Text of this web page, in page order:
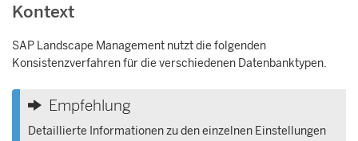
Kontext
SAP Landscape Management nutzt die folgenden
Konsistenzverfahren für die verschiedenen Datenbanktypen.
Empfehlung
Detaillierte Informationen zu den einzelnen Einstellungen